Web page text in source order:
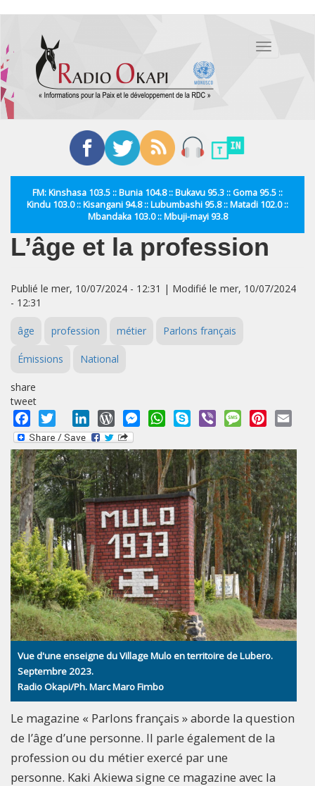
contenu
principal
Toggle
FM: Kinshasa 103.5 :: Bunia 104.8 :: Bukavu 95.3 :: Goma 95.5 ::
Kindu 103.0 :: Kisangani 94.8 :: Lubumbashi 95.8 :: Matadi 102.0 ::
Mbandaka 103.0 :: Mbuji-mayi 93.8
L’âge et la profession
Publié le mer, 10/07/2024 - 12:31 | Modifié le mer, 10/07/2024
- 12:31
âge profession métier Parlons français
Émissions National
share
tweet
Facebook
Twitter LinkedInWordPressMessengerWhatsApp
Skype Viber MessagePinterest
Vue d'une enseigne du Village Mulo en territoire de Lubero.
Septembre 2023.
Radio Okapi/Ph. Marc Maro Fimbo
Le magazine « Parlons français » aborde la question
de l’âge d’une personne. Il parle également de la
profession ou du métier exercé par une
personne. Kaki Akiewa signe ce magazine avec la